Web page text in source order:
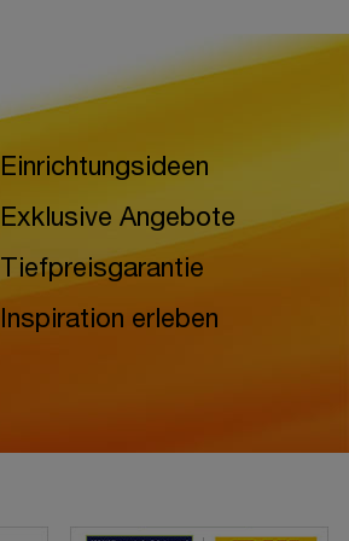
Einrichtungsideen
Exklusive Angebote
Tiefpreisgarantie
Inspiration erleben